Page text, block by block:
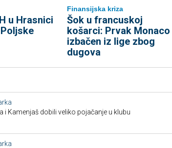
u Hrasnici
Finansijska kriza
Šok u francuskoj
košarci: Prvak Monaco
izbačen iz lige zbog
dugova
i Kamenjaš dobili veliko pojačanje u klubu